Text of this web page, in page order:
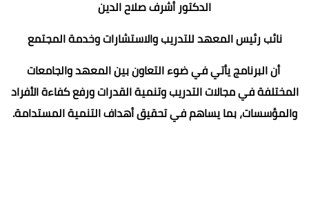
الدكتور أشرف صلاح الدين
نائب رئيس المعهد للتدريب والاستشارات وخدمة المجتمع
أن البرنامج يأتي في ضوء التعاون بين المعهد والجامعات
المختلفة في مجالات التدريب وتنمية القدرات ورفع كفاءة الأفراد
والمؤسسات، بما يساهم في تحقيق أهداف التنمية المستدامة.